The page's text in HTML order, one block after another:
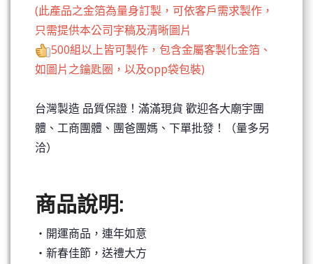
(此產品之金箔為量身訂製，可依客戶需求製作，
只需提供本公司字稿及清晰圖片
500組以上皆可製作，包含金屬客製化金箔、
如圖片之鑰匙圈，以及opp袋包裝)
台灣製造 品質保證！滿滿現貨 歡迎各大廟宇團
體、工商團體、團爸團媽、下單批發！（量多另
洽）
商品說明:
‧開運商品，連年如意
‧新春佳節，送禮大方